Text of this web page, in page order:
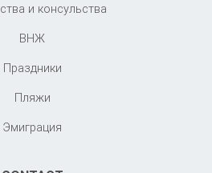
и консульства
ВНЖ
Праздники
Пляжи
Эмиграция